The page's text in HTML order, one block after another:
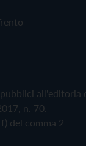
all'editoria
n. 70.
del comma 2